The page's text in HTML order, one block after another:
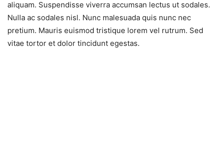
aliquam. Suspendisse viverra accumsan lectus ut sodales.
Nulla ac sodales nisl. Nunc malesuada quis nunc nec
pretium. Mauris euismod tristique lorem vel rutrum. Sed
vitae tortor et dolor tincidunt egestas.